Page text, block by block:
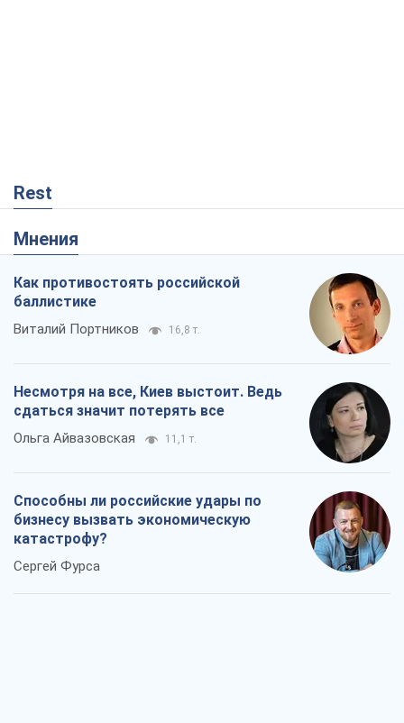
Rest
Мнения
Как противостоять российской
баллистике
Виталий Портников 16,8 т.
Несмотря на все, Киев выстоит. Ведь
сдаться значит потерять все
Ольга Айвазовская 11,1 т.
Способны ли российские удары по
бизнесу вызвать экономическую
катастрофу?
Сергей Фурса